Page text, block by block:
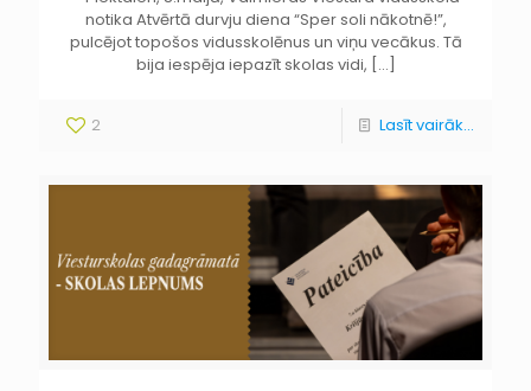
notika Atvērtā durvju diena “Sper soli nākotnē!”,
pulcējot topošos vidusskolēnus un viņu vecākus. Tā
bija iespēja iepazīt skolas vidi, […]
2 Lasīt vairāk...